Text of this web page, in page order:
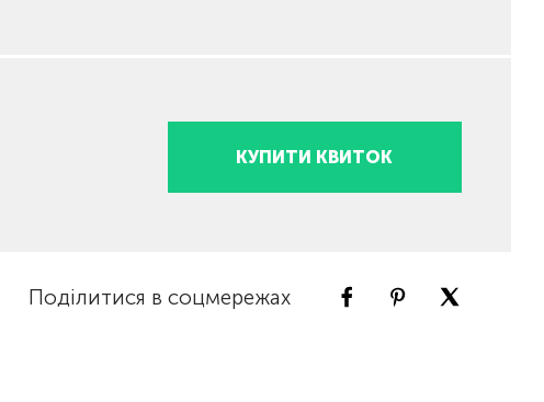
КУПИТИ КВИТОК
Поділитися в соцмережах